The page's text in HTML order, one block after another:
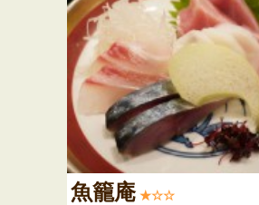
魚籠庵 ★☆☆